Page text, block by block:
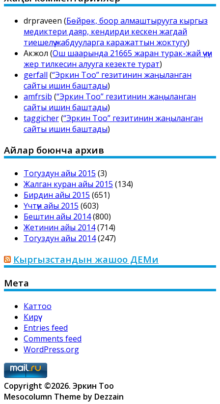
drpraveen (Бөйрөк, боор алмаштырууга кыргыз
медиктери даяр, кендирди кескен жагдай
тиешелүү жабдууларга каражаттын жоктугу)
Акжол (Ош шаарында 21665 жаран турак-жай үчүн
жер тилкесин алууга кезекте турат)
gerfall (“Эркин Тоо” гезитинин жаңыланган
сайты ишин баштады)
amfrsib (“Эркин Тоо” гезитинин жаңыланган
сайты ишин баштады)
taggicher(“Эркин Тоо” гезитинин жаңыланган
сайты ишин баштады)
Айлар боюнча архив
Тогуздун айы 2015 (3)
Жалган куран айы 2015 (134)
Бирдин айы 2015 (651)
Үчтүн айы 2015 (603)
Бештин айы 2014(800)
Жетинин айы 2014(714)
Тогуздун айы 2014(247)
Кыргызстандын жашоо ДЕМи
Мета
Каттоо
Кирүү
Entries feed
Comments feed
WordPress.org
Copyright ©2026. Эркин Тоо
Mesocolumn Theme by Dezzain